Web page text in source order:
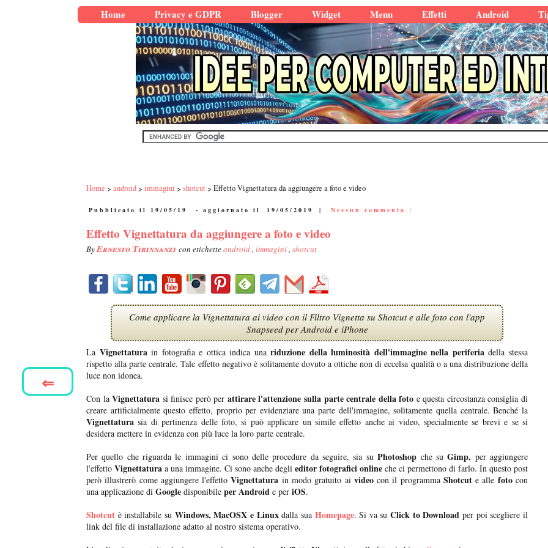
Home Privacy e GDPR Blogger Widget Menu Effetti Android
Home android immagini shotcut Effetto Vignettatura da aggiungere a foto e video
Pubblicato il 19/05/19 - aggiornato il 19/05/2019 | Nessun commento :
Effetto Vignettatura da aggiungere a foto e video
ByErnesto Tirinnanzi con etichetteandroid, immagini, shotcut
Come applicare la Vignettatura ai video con il Filtro Vignetta su Shotcut e alle foto con l'app
Snapseed per Android e iPhone
La Vignettaturain fotografia e ottica indica unariduzione della luminosità dell'immagine nella periferiadella stessa
rispetto alla parte centrale. Tale effetto negativo è solitamente dovuto a ottiche non di eccelsa qualità o a una distribuzione della
luce non idonea.
Con laVignettatura si finisce però per attirare l'attenzione sulla parte centrale della foto e questa circostanza consiglia di
creare artificialmente questo effetto, proprio per evidenziare una parte dell'immagine, solitamente quella centrale. Benché la
Vignettaturasia di pertinenza delle foto, si può applicare un simile effetto anche ai video, specialmente se brevi e se si
desidera mettere in evidenza con più luce la loro parte centrale.
Per quello che riguarda le immagini ci sono delle procedure da seguire, sia suPhotoshop che suGimp, per aggiungere
l'effetto Vignettatura a una immagine. Ci sono anche degli editor fotografici online che ci permettono di farlo. In questo post
però illustrerò come aggiungere l'effetto Vignettatura in modo gratuito aivideocon il programma Shotcute alle fotocon
una applicazione di Google disponibile per Android e per iOS.
Shotcut è installabile su Windows, MacOSX e Linuxdalla sua Homepage. Si va su Click to Download per poi scegliere il
link del file di installazione adatto al nostro sistema operativo.
⇐